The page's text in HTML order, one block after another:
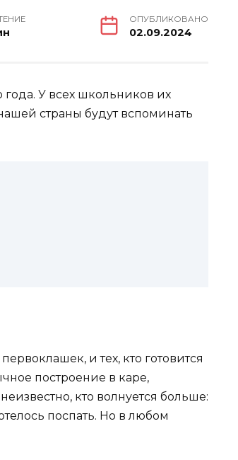
ОПУБЛИКОВАНО
02.09.2024
года. У всех школьников их
страны будут вспоминать
и тех, кто готовится
построение в каре,
кто волнуется больше:
поспать. Но в любом